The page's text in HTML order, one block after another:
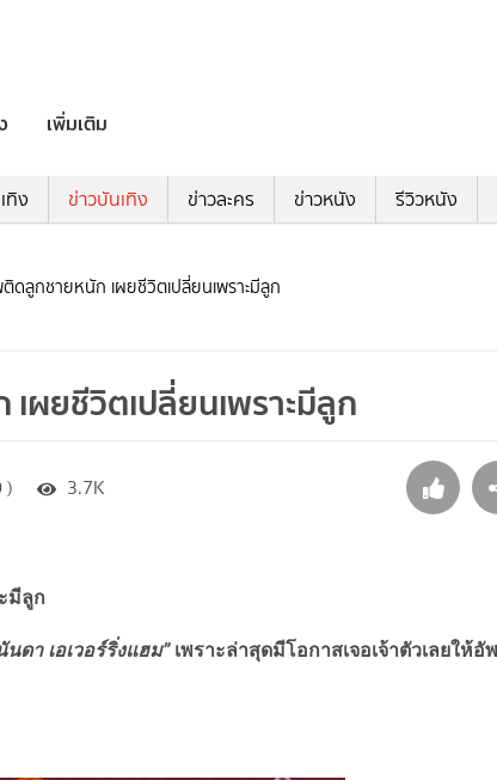
เพิ่มเติม
ทิง ข่าวบันเทิง ข่าวละคร ข่าวหนัง รีวิวหนัง
ดลูกชายหนัก เผยชีวิตเปลี่ยนเพราะมีลูก
ผยชีวิตเปลี่ยนเพราะมีลูก
) 3.7K
มีลูก
นดา เอเวอร์ริ่งแฮม” เพราะล่าสุดมีโอกาสเจอเจ้าตัวเลยให้อั